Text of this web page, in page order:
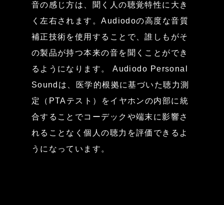
音の感じ方は、聞く人の聴覚特性に大き
く左右されます。Audiodoの高度な音質
補正技術を使用することで、誰しもがそ
の製品が持つ本来の音を聞くことができ
るようになります。 Audiodo Personal
Soundは、医学的根拠に基づいた聴力測
定（PTAテスト）をイヤホンの内部に統
合することでコーデックや端末に影響さ
れることなく個人の聴力を評価できるよ
うになっています。